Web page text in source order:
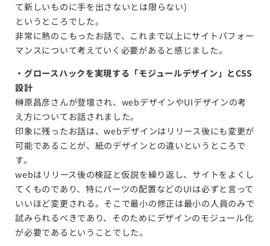
て新しいものに手を出さないとは限らない)
というところでした。
非常に熱のこもったお話で、これまで以上にサイトパフォー
マンスについて考えていく必要があると感じました。
・グロースハックを実現する「モジュールデザイン」とCSS
設計
榊原昌彦さんが登壇され、webデザインやUIデザインの考
え方についてお話されました。
印象に残ったお話は、webデザインはリリース後にも変更が
可能であることが、紙のデザインとの違いというところで
す。
webはリリース後の検証と仮説を繰り返し、サイトをよくし
てくものであり、特にパーツの配置などのUIは必ずと言って
いいほど変更される。そこで最小の修正は最小の人員のみで
試みられるべきであり、そのためにデザインのモジュール化
が必要であるということでした。